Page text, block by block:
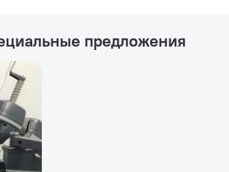
предложения